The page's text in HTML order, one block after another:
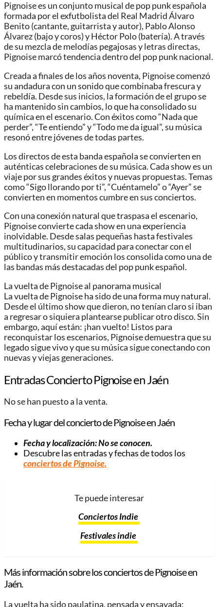
Pignoise es un conjunto musical de pop punk española
formada por el exfutbolista del Real Madrid Álvaro
Benito (cantante, guitarrista y autor), Pablo Alonso
Álvarez (bajo y coros) y Héctor Polo (batería). A través
de su mezcla de melodías pegajosas y letras directas,
Pignoise marcó tendencia dentro del pop punk nacional.
Creada a finales de los años noventa, Pignoise comenzó
su andadura con un sonido que combinaba frescura y
rebeldía. Desde sus inicios, la formación de el grupo se
ha mantenido sin cambios, lo que ha consolidado su
química en el escenario. Con éxitos como “Nada que
perder”, “Te entiendo” y “Todo me da igual”, su música
resonó entre jóvenes de todas partes.
Los directos de esta banda española se convierten en
auténticas celebraciones de su música. Cada show es un
viaje por sus grandes éxitos y nuevas propuestas. Temas
como “Sigo llorando por ti”, “Cuéntamelo” o “Ayer” se
convierten en momentos cumbre en sus conciertos.
Con una conexión natural que traspasa el escenario,
Pignoise convierte cada show en una experiencia
inolvidable. Desde salas pequeñas hasta festivales
multitudinarios, su capacidad para conectar con el
público y transmitir emoción los consolida como una de
las bandas más destacadas del pop punk español.
La vuelta de Pignoise al panorama musical
La vuelta de Pignoise ha sido de una forma muy natural.
Desde el último show que dieron, no tenían claro si iban
a regresar o siquiera plantearse publicar otro disco. Sin
embargo, aquí están: ¡han vuelto! Listos para
reconquistar los escenarios, Pignoise demuestra que su
legado sigue vivo y que su música sigue conectando con
nuevas y viejas generaciones.
Entradas Concierto Pignoise en Jaén
No se han puesto a la venta.
Fecha y lugar del concierto de Pignoise en Jaén
Fecha y localización: No se conocen.
Descubre las entradas y fechas de todos los
conciertos de Pignoise.
Te puede interesar
Conciertos Indie
Festivales indie
Más información sobre los conciertos de Pignoise en
Jaén.
La vuelta ha sido paulatina, pensada y ensayada;